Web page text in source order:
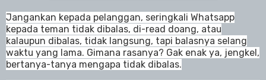
Jangankan kepada pelanggan, seringkali Whatsapp
kepada teman tidak dibalas, di-read doang, atau
kalaupun dibalas, tidak langsung, tapi balasnya selang
waktu yang lama. Gimana rasanya? Gak enak ya, jengkel,
bertanya-tanya mengapa tidak dibalas.